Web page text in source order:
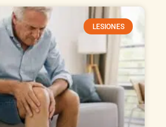
LESIONES